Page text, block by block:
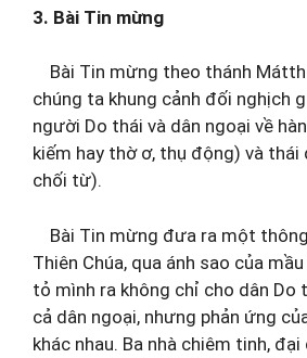
3. Bài Tin mừng
Bài Tin mừng theo thánh
chúng ta khung cảnh đối nghịch
người Do thái và dân ngoại về
kiếm hay thờ ơ, thụ động) và thái
chối từ).
Bài Tin mừng đưa ra một
Thiên Chúa, qua ánh sao của
tỏ mình ra không chỉ cho dân Do
cả dân ngoại, nhưng phản ứng
khác nhau. Ba nhà chiêm tinh,